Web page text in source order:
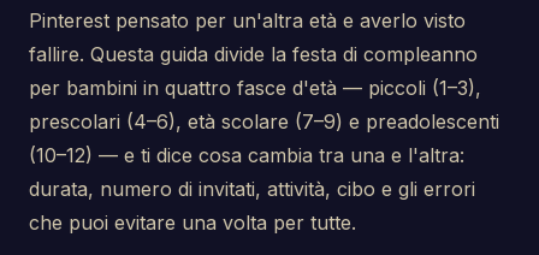
Pinterest pensato per un'altra età e averlo visto
fallire. Questa guida divide la festa di compleanno
per bambini in quattro fasce d'età — piccoli (1–3),
prescolari (4–6), età scolare (7–9) e preadolescenti
(10–12) — e ti dice cosa cambia tra una e l'altra:
durata, numero di invitati, attività, cibo e gli errori
che puoi evitare una volta per tutte.